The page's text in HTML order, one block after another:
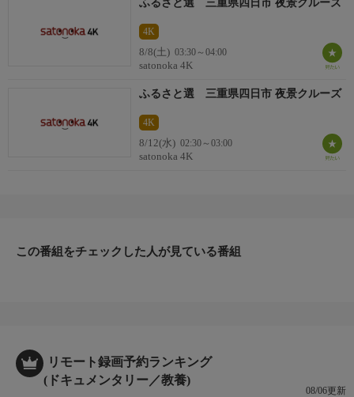
ふるさと選 三重県四日市 夜景クルーズ
4K
8/8(土) 03:30～04:00
satonoka 4K
ふるさと選 三重県四日市 夜景クルーズ
4K
8/12(水) 02:30～03:00
satonoka 4K
この番組をチェックした人が見ている番組
リモート録画予約ランキング
(ドキュメンタリー／教養)
08/06更新